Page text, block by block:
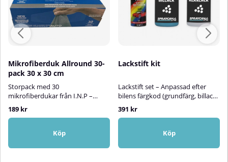
Mikrofiberduk Allround 30-
pack 30 x 30 cm
Storpack med 30
mikrofiberdukar från I.N.P –
Effektiv och skonsam rengöring
för hemmet och bilen!I.N.P:s
dispenserbox med 30 ljusgrå
mikrofiberdukar är det perfekta
skonsam och effektiv rengöring.
189 kr
Köp
Lackstift kit
Lackstift set – Anpassad efter
bilens färgkod (grundfärg, billack
+ klarlack)Med vårt lättanvända
lackstiftskit får du en mycket god
färgmatchning efter bilens unika
färgkod – komplett med både
paket. Perfekt för att fylla i
391 kr
Köp